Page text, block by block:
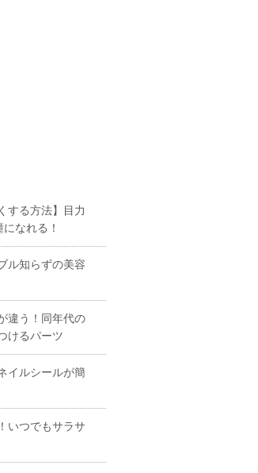
する方法】目力
なれる！
ル知らずの美容
違う！同年代の
けるパーツ
イルシールが簡
いつでもサラサ